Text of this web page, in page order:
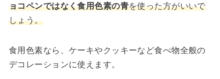
ョコペンではなく食用色素の青を使った方がいいで
しょう。
食用色素なら、ケーキやクッキーなど食べ物全般の
デコレーションに使えます。